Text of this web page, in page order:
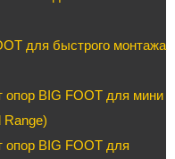
для быстрого монтажа
опор BIG FOOT для мини
Range)
опор BIG FOOT для